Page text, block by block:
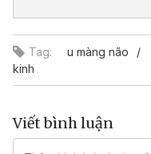
Tag: u màng não
kinh
Viết bình luận